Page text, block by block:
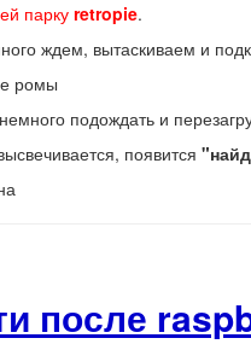
парку retropie.
ждем, вытаскиваем и
ромы
подождать и
появится
после